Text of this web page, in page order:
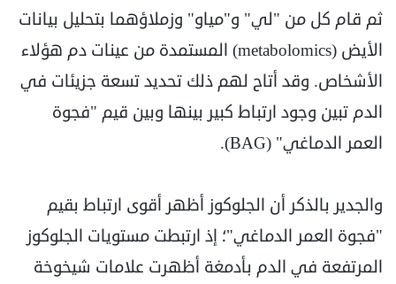
ثم قام كل من "لي" و"مياو" وزملاؤهما بتحليل بيانات
الأيض (metabolomics) المستمدة من عينات دم هؤلاء
الأشخاص. وقد أتاح لهم ذلك تحديد تسعة جزيئات في
الدم تبين وجود ارتباط كبير بينها وبين قيم "فجوة
العمر الدماغي" (BAG).
والجدير بالذكر أن الجلوكوز أظهر أقوى ارتباط بقيم
"فجوة العمر الدماغي"؛ إذ ارتبطت مستويات الجلوكوز
المرتفعة في الدم بأدمغة أظهرت علامات شيخوخة